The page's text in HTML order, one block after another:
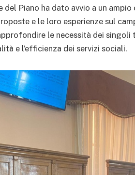
del Piano ha dato avvio a un
e le loro esperienze sul
le necessità dei
e l’efficienza dei servizi sociali.